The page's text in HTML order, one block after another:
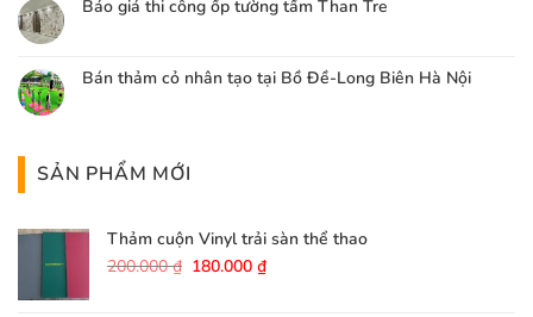
Báo giá thi công ốp tường tấm Than Tre
Bán thảm cỏ nhân tạo tại Bồ Đề-Long Biên Hà Nội
SẢN PHẨM MỚI
Thảm cuộn Vinyl trải sàn thể thao
200.000₫ Giá
180.000₫Giá